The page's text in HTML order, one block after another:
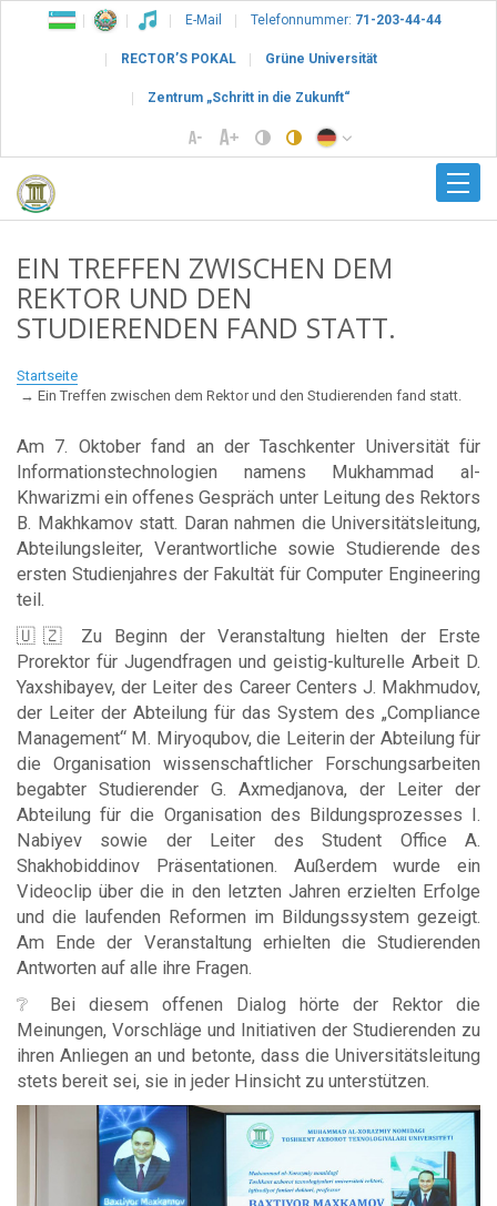
E-Mail Telefonnummer: 71-203-44-44
RECTOR’S POKAL Grüne Universität
Zentrum „Schritt in die Zukunft“
EIN TREFFEN ZWISCHEN DEM
REKTOR UND DEN
STUDIERENDEN FAND STATT.
Startseite
Ein Treffen zwischen dem Rektor und den Studierenden fand statt.
Am 7. Oktober fand an der Taschkenter Universität für
Informationstechnologien namens Mukhammad al-
Khwarizmi ein offenes Gespräch unter Leitung des Rektors
B. Makhkamov statt. Daran nahmen die Universitätsleitung,
Abteilungsleiter, Verantwortliche sowie Studierende des
ersten Studienjahres der Fakultät für Computer Engineering
teil.
🇺🇿 Zu Beginn der Veranstaltung hielten der Erste
Prorektor für Jugendfragen und geistig-kulturelle Arbeit D.
Yaxshibayev, der Leiter des Career Centers J. Makhmudov,
der Leiter der Abteilung für das System des „Compliance
Management“ M. Miryoqubov, die Leiterin der Abteilung für
die Organisation wissenschaftlicher Forschungsarbeiten
begabter Studierender G. Axmedjanova, der Leiter der
Abteilung für die Organisation des Bildungsprozesses I.
Nabiyev sowie der Leiter des Student Office A.
Shakhobiddinov Präsentationen. Außerdem wurde ein
Videoclip über die in den letzten Jahren erzielten Erfolge
und die laufenden Reformen im Bildungssystem gezeigt.
Am Ende der Veranstaltung erhielten die Studierenden
Antworten auf alle ihre Fragen.
❔ Bei diesem offenen Dialog hörte der Rektor die
Meinungen, Vorschläge und Initiativen der Studierenden zu
ihren Anliegen an und betonte, dass die Universitätsleitung
stets bereit sei, sie in jeder Hinsicht zu unterstützen.